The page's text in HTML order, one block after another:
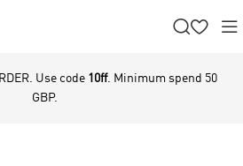
Use code 10ff. Minimum spend 50
GBP.